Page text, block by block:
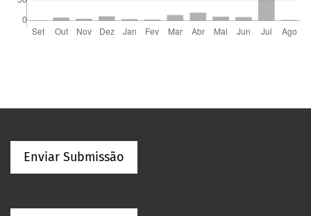
Enviar Submissão